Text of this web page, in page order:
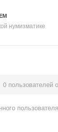
нумизматике
0 пользователей